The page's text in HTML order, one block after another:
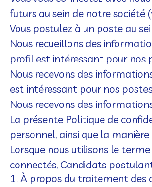
futurs au sein de notre société
Vous postulez à un poste au
Nous recueillons des
profil est intéressant pour nos
Nous recevons des
est intéressant pour nos
Nous recevons des
La présente Politique de
personnel, ainsi que la
Lorsque nous utilisons le
connectés, Candidats
1. À propos du traitement des